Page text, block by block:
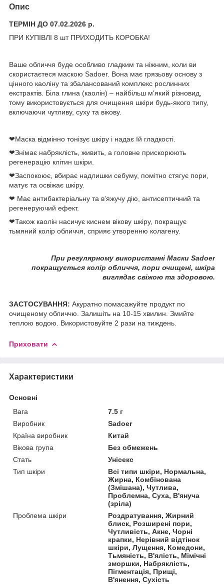
Опис
ТЕРМІН ДО 07.02.2026 р.
ПРИ КУПІВЛІ 8 шт ПРИХОДИТЬ КОРОБКА!
Ваше обличчя буде особливо гладким та ніжним, коли ви
скористаєтеся маскою Sadoer. Вона має грязьову основу з
цінного каоліну та збалансований комплекс рослинних
екстрактів. Біла глина (каолін) – найбільш м'який різновид,
тому використовується для очищення шкіри будь-якого типу,
включаючи чутливу, суху та вікову.
❤Маска відмінно тонізує шкіру і надає їй гладкості.
❤Знімає набряклість, живить, а головне прискорюють
регенерацію клітин шкіри.
❤Заспокоює, вбирає надлишки себуму, помітно стягує пори,
матує та освіжає шкіру.
❤ Має антибактеріальну та в'яжучу дію, антисептичний та
регенеруючий ефект.
❤Також каолін насичує киснем вікову шкіру, покращує
тьмяний колір обличчя, сприяє утворенню колагену.
При регулярному використанні Маски Sadoer
покращується колір обличчя, пори очищені, шкіра
виглядає свіжою та здоровою.
ЗАСТОСУВАННЯ: Акуратно помасажуйте продукт по
очищеному обличчю. Залишіть на 10-15 хвилин. Змийте
теплою водою. Використовуйте 2 рази на тиждень.
Приховати
Характеристики
Основні
Вага
7.5 г
Виробник
Sadoer
Країна виробник
Китай
Вікова група
Без обмежень
Стать
Унісекс
Тип шкіри
Всі типи шкіри, Нормальна,
Жирна, Комбінована
(Змішана), Чутлива,
Проблемна, Суха, В'януча
(зріла)
Проблема шкіри
Роздратування, Жирний
блиск, Розширені пори,
Чутливість, Акне, Чорні
крапки, Нерівний відтінок
шкіри, Лущення, Комедони,
Тьмяність, В'ялість, Мімічні
зморшки, Набряклість,
Пігментація, Прищі,
В'янення, Сухість